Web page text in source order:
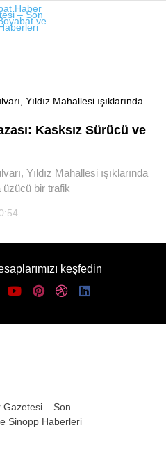
WhatsApp İhbar
Kasksız Sürücü ve
Yıldız Mahallesi ışıklarında
üzücü bir trafik
keşfedin